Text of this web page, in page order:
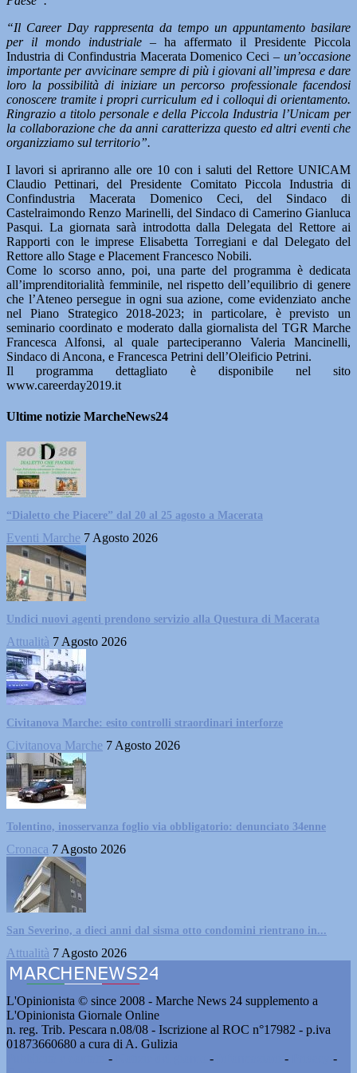
“Il Career Day rappresenta da tempo un appuntamento basilare
per il mondo industriale – ha affermato il Presidente Piccola
Industria di Confindustria Macerata Domenico Ceci– un’occasione
importante per avvicinare sempre di più i giovani all’impresa e dare
loro la possibilità di iniziare un percorso professionale facendosi
conoscere tramite i propri curriculum ed i colloqui di orientamento.
Ringrazio a titolo personale e della Piccola Industria l’Unicam per
la collaborazione che da anni caratterizza questo ed altri eventi che
organizziamo sul territorio”.
I lavori si apriranno alle ore 10 con i saluti del Rettore UNICAM
Claudio Pettinari, del Presidente Comitato Piccola Industria di
Confindustria Macerata Domenico Ceci, del Sindaco di
Castelraimondo Renzo Marinelli, del Sindaco di Camerino Gianluca
Pasqui. La giornata sarà introdotta dalla Delegata del Rettore ai
Rapporti con le imprese Elisabetta Torregiani e dal Delegato del
Rettore allo Stage e Placement Francesco Nobili.
Come lo scorso anno, poi, una parte del programma è dedicata
all’imprenditorialità femminile, nel rispetto dell’equilibrio di genere
che l’Ateneo persegue in ogni sua azione, come evidenziato anche
nel Piano Strategico 2018-2023; in particolare, è previsto un
seminario coordinato e moderato dalla giornalista del TGR Marche
Francesca Alfonsi, al quale parteciperanno Valeria Mancinelli,
Sindaco di Ancona, e Francesca Petrini dell’Oleificio Petrini.
Il programma dettagliato è disponibile nel sito
www.careerday2019.it
Ultime notizie MarcheNews24
“Dialetto che Piacere” dal 20 al 25 agosto a Macerata
Eventi Marche 7 Agosto 2026
Undici nuovi agenti prendono servizio alla Questura di Macerata
Attualità 7 Agosto 2026
Civitanova Marche: esito controlli straordinari interforze
Civitanova Marche 7 Agosto 2026
Tolentino, inosservanza foglio via obbligatorio: denunciato 34enne
Cronaca 7 Agosto 2026
San Severino, a dieci anni dal sisma otto condomini rientrano in...
Attualità 7 Agosto 2026
L'Opinionista © since 2008 - Marche News 24 supplemento a
L'Opinionista Giornale Online
n. reg. Trib. Pescara n.08/08 - Iscrizione al ROC n°17982 - p.iva
01873660680 a cura di A. Gulizia
- - -
-